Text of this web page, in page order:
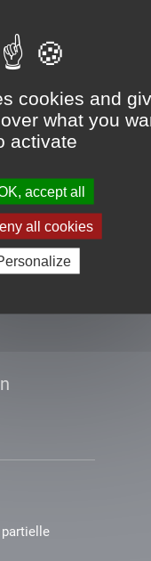
cookies and
what you
activate
accept all
all cookies
mon